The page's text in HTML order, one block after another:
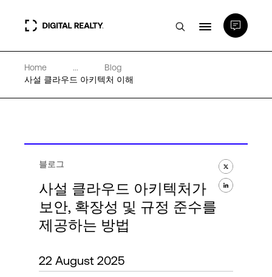
데이터 센터
전문성 및 리소스
Home ...
Blog
사설 클라우드 아키텍처 이해
블로그
사설 클라우드 아키텍처가
보안, 확장성 및 규정 준수를
제공하는 방법
22 August 2025